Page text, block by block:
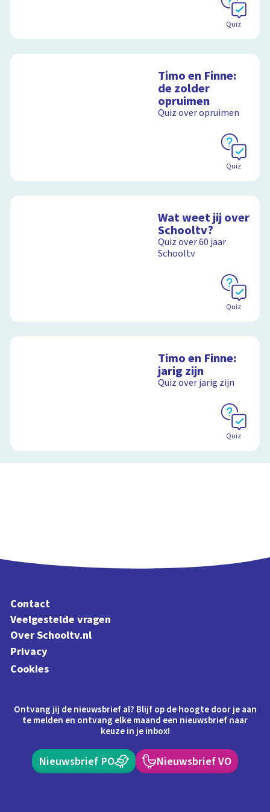
Quiz
Timo en Finne:
de zolder
opruimen
Quiz over opruimen
Quiz
Wat weet jij over
Schooltv?
Quiz over 60 jaar
Schooltv
Quiz
Timo en Finne:
jarig zijn
Quiz over jarig zijn
Quiz
Contact
Veelgestelde vragen
Over Schooltv.nl
Privacy
Cookies
Ontvang jij de nieuwsbrief al? Blijf op de hoogte door je aan
te melden en ontvang elke maand een nieuwsbrief naar
keuze in je inbox!
Nieuwsbrief PO Nieuwsbrief VO